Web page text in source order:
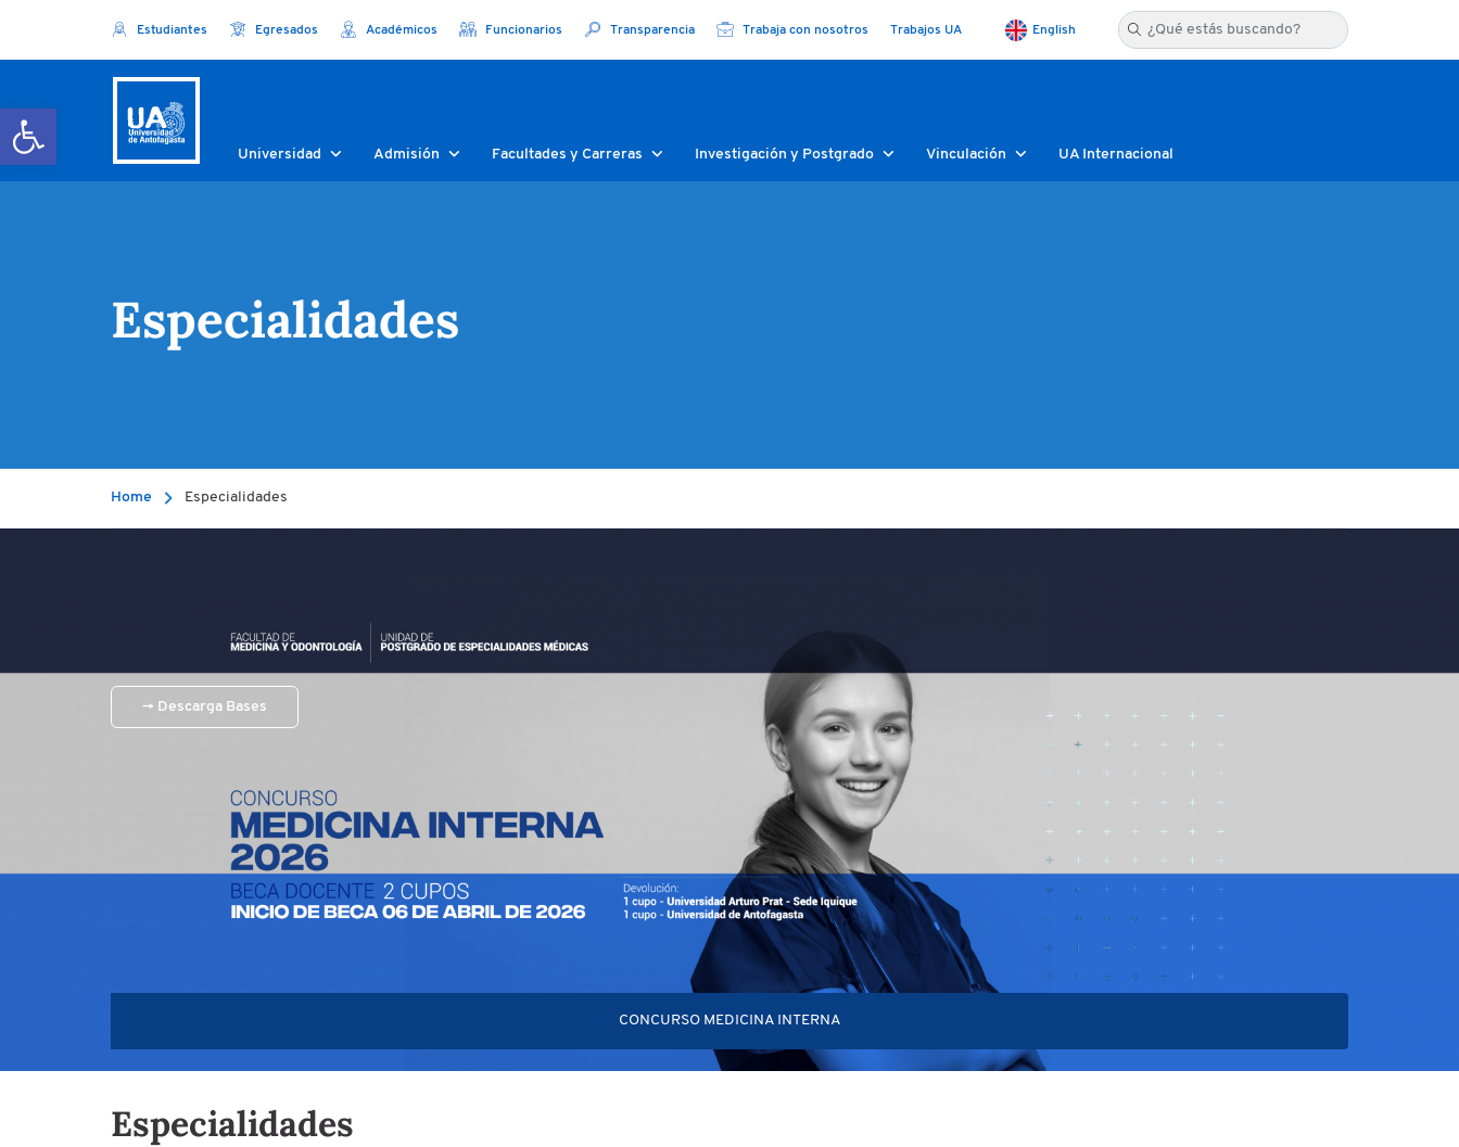
Abrir barra de herramientas
Estudiantes Egresados Académicos Funcionarios Transparencia Trabaja con nosotros Trabajos UA English
Universidad Admisión Facultades y Carreras Investigación y Postgrado Vinculación UA Internacional
Especialidades
Home Especialidades
→ Descarga Bases
CONCURSO MEDICINA INTERNA
Especialidades